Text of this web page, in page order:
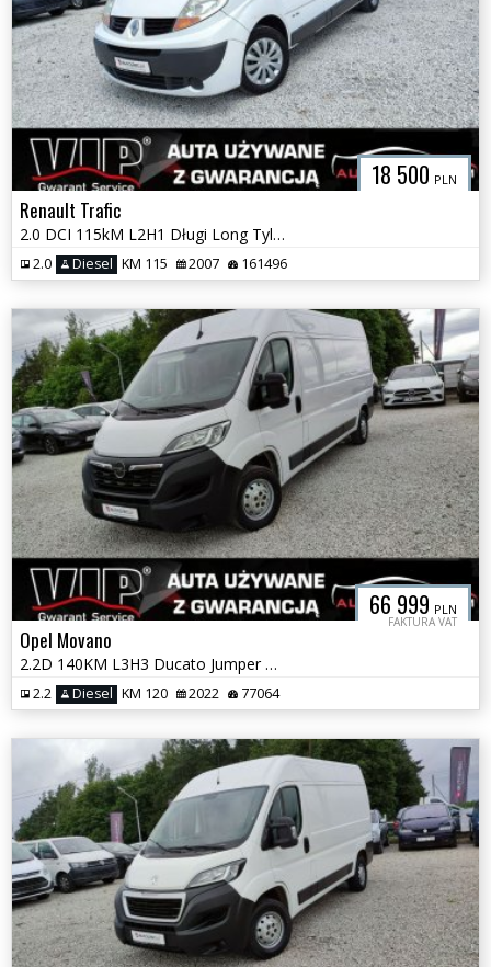
18 500 PLN
Renault Trafic
2.0 DCI 115kM L2H1 Długi Long Tylko 160 tyś km Elektryka Hak GWARANCJA
2.0 Diesel KM 115 2007 161496
66 999 PLN
FAKTURA VAT
Opel Movano
2.2D 140KM L3H3 Ducato Jumper Boxer Tylko 74 tyś km FV GWARANCJA!!
2.2 Diesel KM 120 2022 77064